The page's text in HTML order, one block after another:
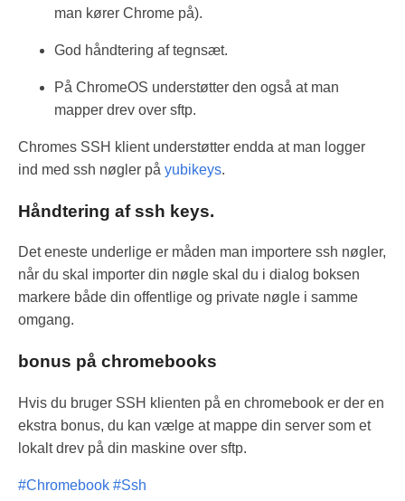
man kører Chrome på).
God håndtering af tegnsæt.
På ChromeOS understøtter den også at man
mapper drev over sftp.
Chromes SSH klient understøtter endda at man logger
ind med ssh nøgler på yubikeys.
Håndtering af ssh keys.
Det eneste underlige er måden man importere ssh nøgler,
når du skal importer din nøgle skal du i dialog boksen
markere både din offentlige og private nøgle i samme
omgang.
bonus på chromebooks
Hvis du bruger SSH klienten på en chromebook er der en
ekstra bonus, du kan vælge at mappe din server som et
lokalt drev på din maskine over sftp.
#Chromebook #Ssh